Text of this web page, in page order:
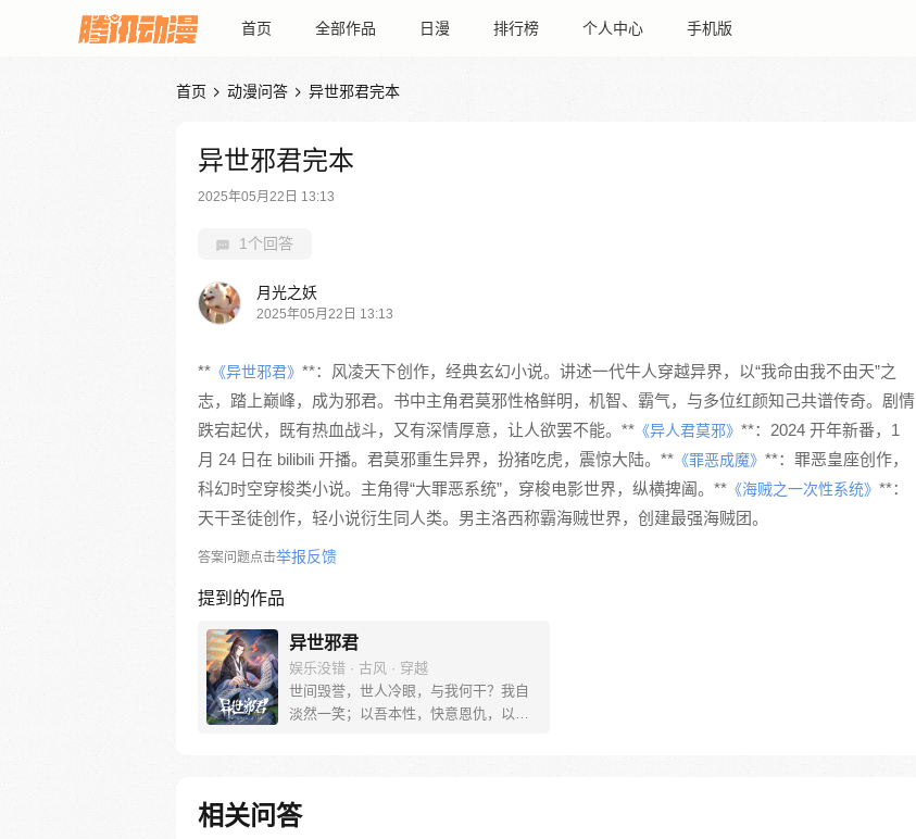
首页 全部作品 日漫 排行榜 个人中心 手机版
首页  动漫问答  异世邪君完本
异世邪君完本
2025年05月22日 13:13
1个回答
月光之妖
2025年05月22日 13:13
** 《异世邪君》 **：风凌天下创作，经典玄幻小说。讲述一代牛人穿越异界，以“我命由我不由天”之
志，踏上巅峰，成为邪君。书中主角君莫邪性格鲜明，机智、霸气，与多位红颜知己共谱传奇。剧情
跌宕起伏，既有热血战斗，又有深情厚意，让人欲罢不能。** 《异人君莫邪》 **：2024 开年新番，1
月 24 日在 bilibili 开播。君莫邪重生异界，扮猪吃虎，震惊大陆。** 《罪恶成魔》 **：罪恶皇座创作，
科幻时空穿梭类小说。主角得“大罪恶系统”，穿梭电影世界，纵横捭阖。** 《海贼之一次性系统》 **：
天干圣徒创作，轻小说衍生同人类。男主洛西称霸海贼世界，创建最强海贼团。
答案问题点击举报反馈
提到的作品
异世邪君
娱乐没错 · 古风 · 穿越
世间毁誉，世人冷眼，与我何干？我自
淡然一笑；以吾本性，快意恩仇，以吾
相关问答